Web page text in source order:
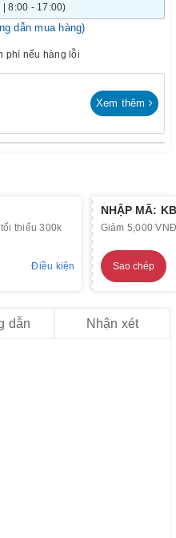
8:00 - 17:00)
dẫn mua hàng)
phí nếu hàng lỗi
Xem thêm
thiểu 300k
Điều kiện
NHẬP MÃ:
Giảm 5,000
Sao chép
dẫn Nhận xét